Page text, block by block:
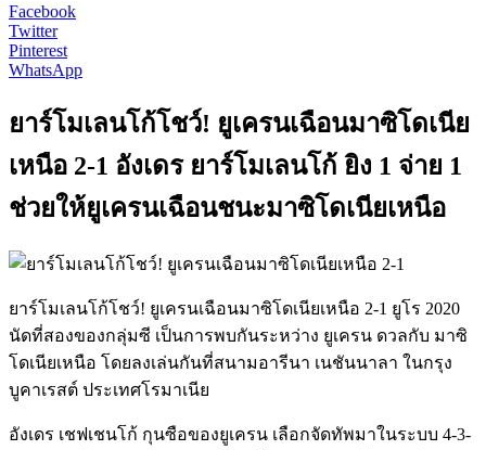
Facebook
Twitter
Pinterest
WhatsApp
ยาร์โมเลนโก้โชว์! ยูเครนเฉือนมาซิโดเนีย
เหนือ 2-1 อังเดร ยาร์โมเลนโก้ ยิง 1 จ่าย 1
ช่วยให้ยูเครนเฉือนชนะมาซิโดเนียเหนือ
ยาร์โมเลนโก้โชว์! ยูเครนเฉือนมาซิโดเนียเหนือ 2-1 ยูโร 2020
นัดที่สองของกลุ่มซี เป็นการพบกันระหว่าง ยูเครน ดวลกับ มาซิ
โดเนียเหนือ โดยลงเล่นกันที่สนามอารีนา เนชันนาลา ในกรุง
บูคาเรสต์ ประเทศโรมาเนีย
อังเดร เชฟเชนโก้ กุนซือของยูเครน เลือกจัดทัพมาในระบบ 4-3-